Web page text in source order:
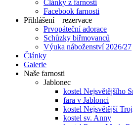
Články z farnosti
Facebook farnosti
Přihlášení – rezervace
Prvopáteční adorace
Schůzky biřmovanců
Výuka náboženství 2026/27
Články
Galerie
Naše farnosti
Jablonec
kostel Nejsvětějšího
fara v Jablonci
kostel Nejsvětější
kostel sv. Anny